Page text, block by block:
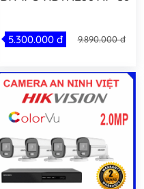
5.300.000 đ 9.890.000 đ